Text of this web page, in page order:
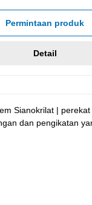
Permintaan produk
Detail